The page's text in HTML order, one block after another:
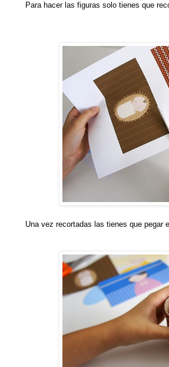
Para hacer las figuras solo tienes que
Una vez recortadas las tienes que pegar